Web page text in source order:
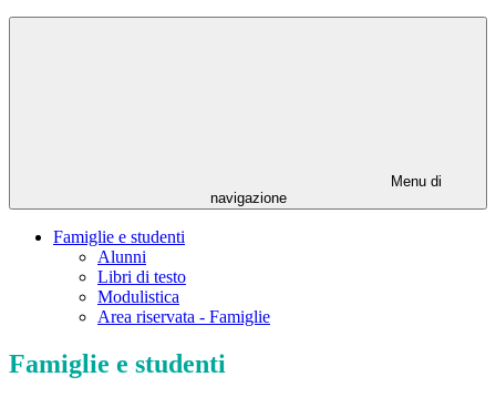
Menu di
navigazione
Famiglie e studenti
Alunni
Libri di testo
Modulistica
Area riservata - Famiglie
Famiglie e studenti